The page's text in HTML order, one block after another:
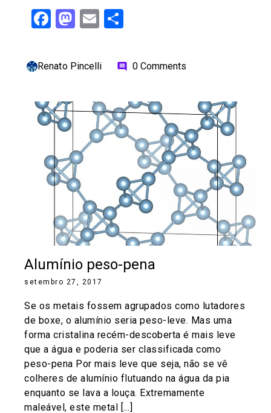
Facebook
Mastodon
Email
Renato Pincelli comment 0 Comments
Alumínio peso-pena
setembro 27, 2017
Se os metais fossem agrupados como lutadores
de boxe, o alumínio seria peso-leve. Mas uma
forma cristalina recém-descoberta é mais leve
que a água e poderia ser classificada como
peso-pena Por mais leve que seja, não se vê
colheres de alumínio flutuando na água da pia
enquanto se lava a louça. Extremamente
maleável, este metal […]